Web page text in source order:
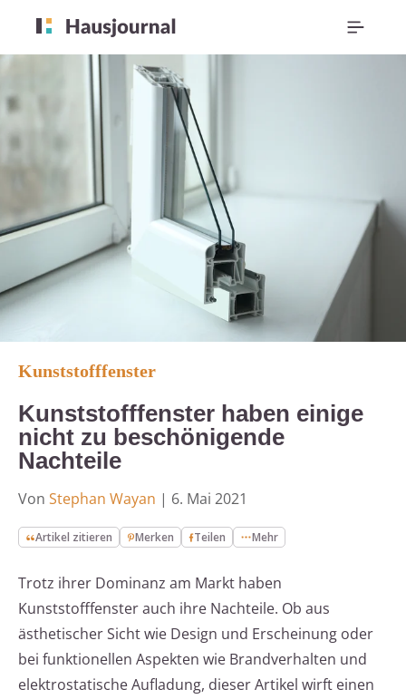
Kunststofffenster
Kunststofffenster haben einige
nicht zu beschönigende
Nachteile
Von Stephan Wayan | 6. Mai 2021
Artikel zitieren Merken Teilen Mehr
Trotz ihrer Dominanz am Markt haben
Kunststofffenster auch ihre Nachteile. Ob aus
ästhetischer Sicht wie Design und Erscheinung oder
bei funktionellen Aspekten wie Brandverhalten und
elektrostatische Aufladung, dieser Artikel wirft einen